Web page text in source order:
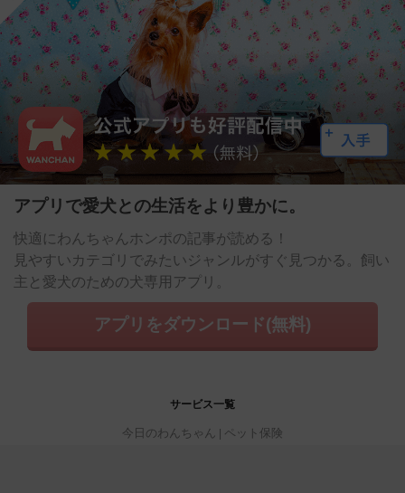
アプリで愛犬との生活をより豊かに。
快適にわんちゃんホンポの記事が読める！
見やすいカテゴリでみたいジャンルがすぐ見つかる。飼い
主と愛犬のための犬専用アプリ。
アプリをダウンロード(無料)
サービス一覧
今日のわんちゃん ペット保険